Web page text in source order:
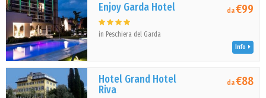
Enjoy Garda Hotel
in Peschiera del Garda
da€99
Info
Hotel Grand Hotel
Riva
da€88